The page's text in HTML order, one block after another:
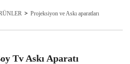
Projeksiyon ve Askı aparatları
Tv Askı Aparatı